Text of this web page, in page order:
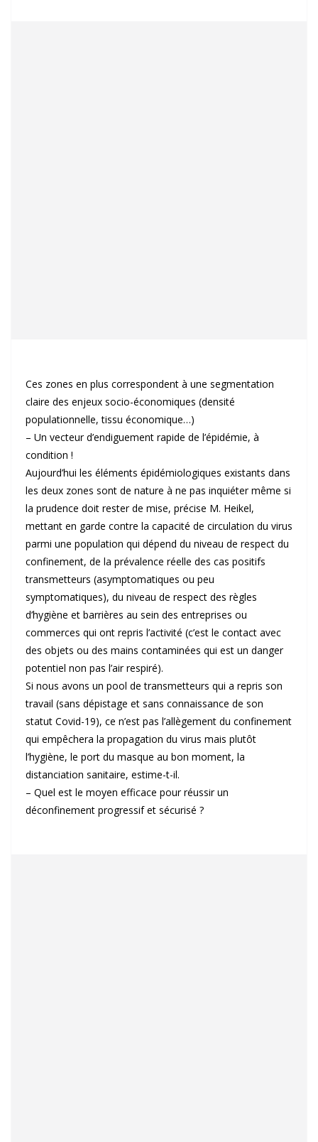
Ces zones en plus correspondent à une segmentation
claire des enjeux socio-économiques (densité
populationnelle, tissu économique…)
– Un vecteur d’endiguement rapide de l’épidémie, à
condition !
Aujourd’hui les éléments épidémiologiques existants dans
les deux zones sont de nature à ne pas inquiéter même si
la prudence doit rester de mise, précise M. Heikel,
mettant en garde contre la capacité de circulation du virus
parmi une population qui dépend du niveau de respect du
confinement, de la prévalence réelle des cas positifs
transmetteurs (asymptomatiques ou peu
symptomatiques), du niveau de respect des règles
d’hygiène et barrières au sein des entreprises ou
commerces qui ont repris l’activité (c’est le contact avec
des objets ou des mains contaminées qui est un danger
potentiel non pas l’air respiré).
Si nous avons un pool de transmetteurs qui a repris son
travail (sans dépistage et sans connaissance de son
statut Covid-19), ce n’est pas l’allègement du confinement
qui empêchera la propagation du virus mais plutôt
l’hygiène, le port du masque au bon moment, la
distanciation sanitaire, estime-t-il.
– Quel est le moyen efficace pour réussir un
déconfinement progressif et sécurisé ?